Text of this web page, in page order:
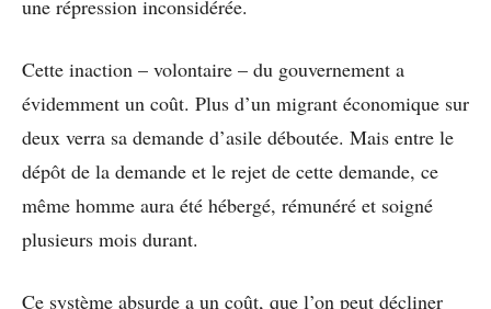
une répression inconsidérée.
Cette inaction – volontaire – du gouvernement a
évidemment un coût. Plus d’un migrant économique sur
deux verra sa demande d’asile déboutée. Mais entre le
dépôt de la demande et le rejet de cette demande, ce
même homme aura été hébergé, rémunéré et soigné
plusieurs mois durant.
Ce système absurde a un coût, que l’on peut décliner